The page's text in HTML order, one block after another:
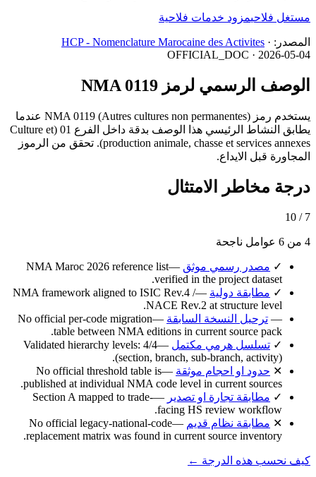
مستغل فلاحيمزود خدمات فلاحية
المصدر: HCP - Nomenclature Marocaine des Activites ·
OFFICIAL_DOC · 2026-05-04
الوصف الرسمي لرمز NMA 0119
يستخدم رمز NMA 0119 (Autres cultures non permanentes) عندما
يطابق النشاط الرئيسي هذا الوصف بدقة داخل الفرع 01 (Culture et
production animale, chasse et services annexes). تحقق من الرموز
المجاورة قبل الايداع.
درجة مخاطر الامتثال
7 / 10
4 من 6 عوامل ناجحة
✓ مصدر رسمي موثق —
NMA Maroc 2026 reference list
verified in the project dataset.
✓ مطابقة دولية —
NMA framework aligned to ISIC Rev.4 /
NACE Rev.2 at structure level.
— ترحيل النسخة السابقة —
No official per-code migration
table between NMA editions in current source pack.
✓ تسلسل هرمي مكتمل —
Validated hierarchy levels: 4/4
(section, branch, sub-branch, activity).
✕ حدود او احجام موثقة —
No official threshold table is
published at individual NMA code level in current sources.
✓ مطابقة تجارة او تصدير —
Section A mapped to trade-
facing HS review workflow.
✕ مطابقة نظام قديم —
No official legacy-national-code
replacement matrix was found in current source inventory.
كيف نحسب هذه الدرجة ←